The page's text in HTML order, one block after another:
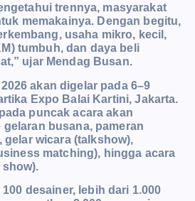
trennya, masyarakat
memakainya. Dengan begitu,
usaha mikro, kecil,
tumbuh, dan daya beli
ujar Mendag Busan.
akan digelar pada 6–9
Expo Balai Kartini, Jakarta.
puncak acara akan
busana, pameran
gelar wicara (talkshow),
matching), hingga acara
desainer, lebih dari 1.000